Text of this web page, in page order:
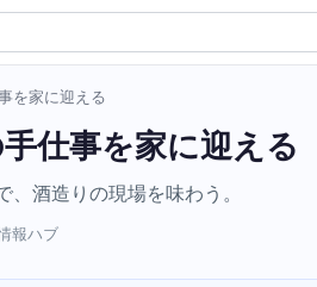
を家に迎える
仕事を家に迎える
酒造りの現場を味わう。
報ハブ